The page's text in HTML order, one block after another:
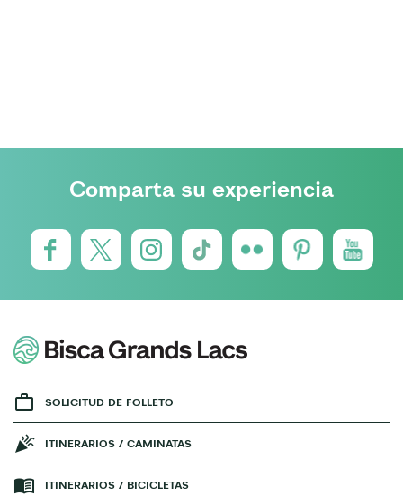
Comparta su experiencia
SOLICITUD DE FOLLETO
ITINERARIOS / CAMINATAS
ITINERARIOS / BICICLETAS